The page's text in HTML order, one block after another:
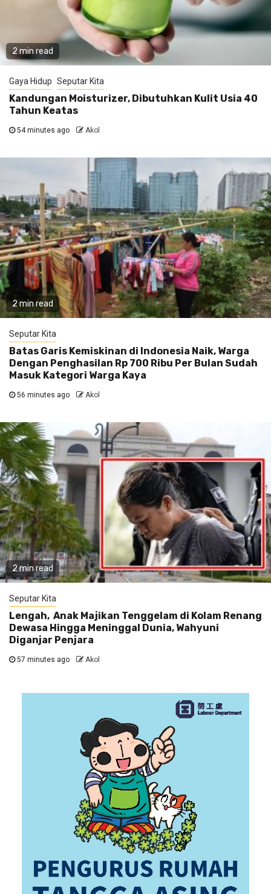
2 min read
Gaya Hidup Seputar Kita
Kandungan Moisturizer, Dibutuhkan Kulit Usia 40
Tahun Keatas
54 minutes ago Akol
2 min read
Seputar Kita
Batas Garis Kemiskinan di Indonesia Naik, Warga
Dengan Penghasilan Rp 700 Ribu Per Bulan Sudah
Masuk Kategori Warga Kaya
56 minutes ago Akol
2 min read
Seputar Kita
Lengah, Anak Majikan Tenggelam di Kolam Renang
Dewasa Hingga Meninggal Dunia, Wahyuni
Diganjar Penjara
57 minutes ago Akol